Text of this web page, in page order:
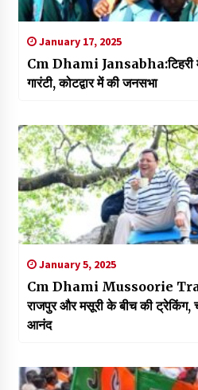
January 17, 2025
Cm Dhami Jansabha:टिहरी में
गारंटी, कोटद्वार में की जनसभा
January 5, 2025
Cm Dhami Mussoorie
राजपुर और मसूरी के बीच की ट्रेकिंग,
आनंद